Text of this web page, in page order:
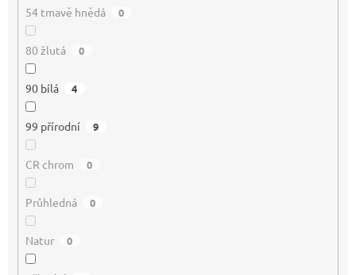
54 tmavě hnědá 0
80 žlutá 0
90 bílá 4
99 přírodní 9
CR chrom 0
Průhledná 0
Natur 0